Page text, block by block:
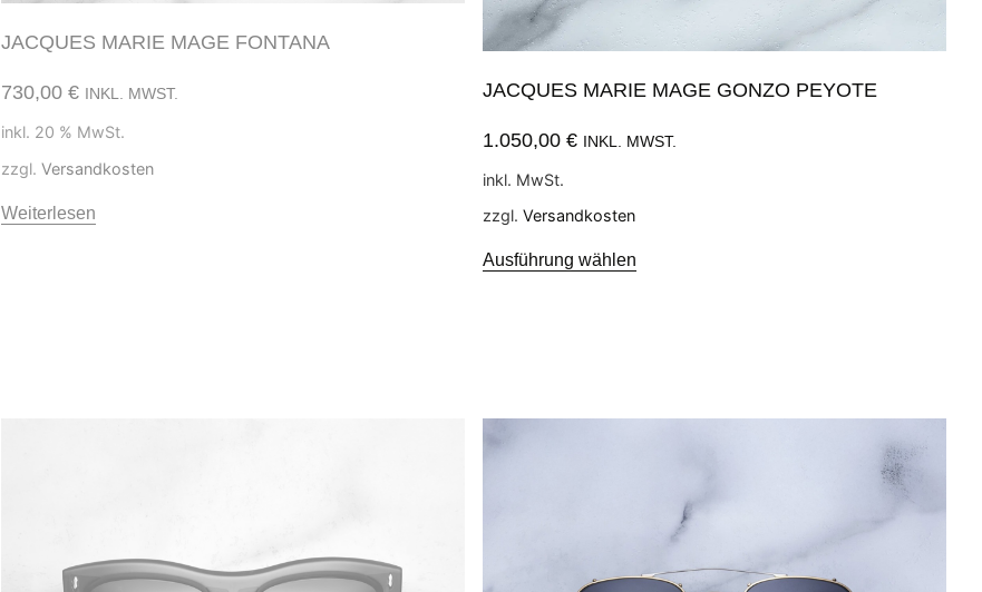
JACQUES MARIE MAGE FONTANA
730,00 € INKL. MWST.
inkl. 20 % MwSt.
zzgl. Versandkosten
Weiterlesen
JACQUES MARIE MAGE GONZO PEYOTE
1.050,00 € INKL. MWST.
inkl. MwSt.
zzgl. Versandkosten
Ausführung wählen